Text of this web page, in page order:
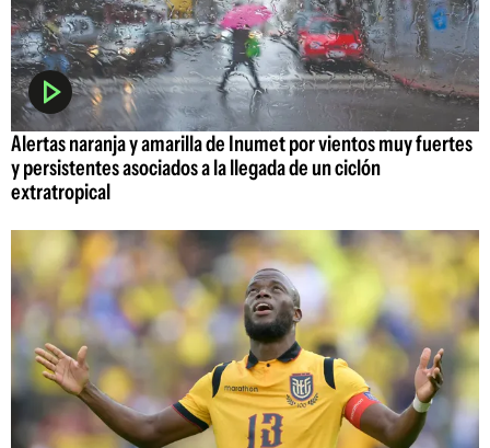
Alertas naranja y amarilla de Inumet por vientos muy fuertes
y persistentes asociados a la llegada de un ciclón
extratropical